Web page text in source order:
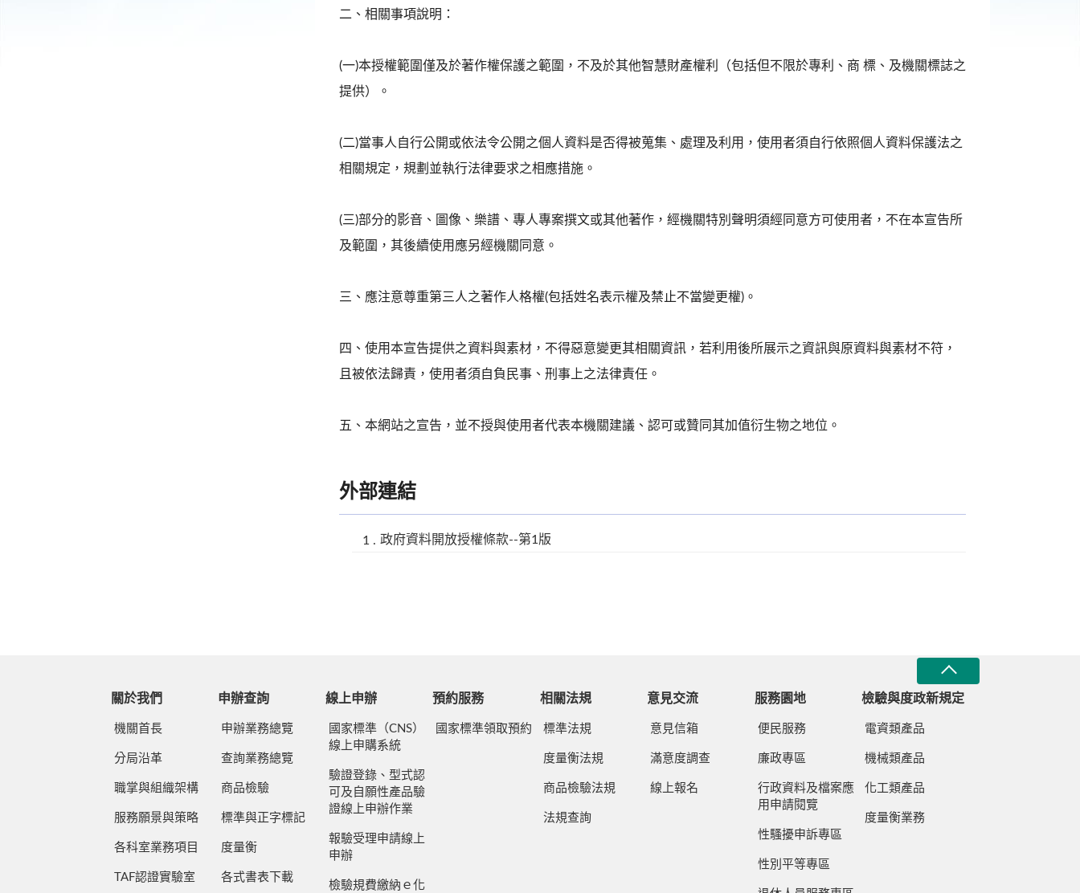
二、相關事項說明：
(一)本授權範圍僅及於著作權保護之範圍，不及於其他智慧財產權利（包括但不限於專利、商 標、及機關標誌之
提供）。
(二)當事人自行公開或依法令公開之個人資料是否得被蒐集、處理及利用，使用者須自行依照個人資料保護法之
相關規定，規劃並執行法律要求之相應措施。
(三)部分的影音、圖像、樂譜、專人專案撰文或其他著作，經機關特別聲明須經同意方可使用者，不在本宣告所
及範圍，其後續使用應另經機關同意。
三、應注意尊重第三人之著作人格權(包括姓名表示權及禁止不當變更權)。
四、使用本宣告提供之資料與素材，不得惡意變更其相關資訊，若利用後所展示之資訊與原資料與素材不符，
且被依法歸責，使用者須自負民事、刑事上之法律責任。
五、本網站之宣告，並不授與使用者代表本機關建議、認可或贊同其加值衍生物之地位。
外部連結
政府資料開放授權條款--第1版
關於我們
機關首長
分局沿革
職掌與組織架構
服務願景與策略
各科室業務項目
TAF認證實驗室
申辦查詢
申辦業務總覽
查詢業務總覽
商品檢驗
標準與正字標記
度量衡
各式書表下載
線上申辦
國家標準（CNS）
線上申購系統
驗證登錄、型式認
可及自願性產品驗
證線上申辦作業
報驗受理申請線上
申辦
檢驗規費繳納ｅ化
預約服務
國家標準領取預約
相關法規
標準法規
度量衡法規
商品檢驗法規
法規查詢
意見交流
意見信箱
滿意度調查
線上報名
服務園地
便民服務
廉政專區
行政資料及檔案應
用申請閱覽
性騷擾申訴專區
性別平等專區
檢驗與度政新規定
電資類產品
機械類產品
化工類產品
度量衡業務